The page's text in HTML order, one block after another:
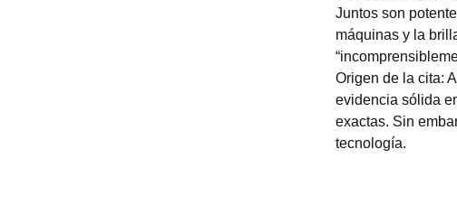
Juntos son
máquinas y la
Origen de la cita:
evidencia sólida
exactas. Sin
tecnología.